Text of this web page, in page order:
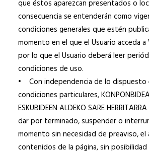
que éstos aparezcan presentados o
consecuencia se entenderán como
condiciones generales que estén
momento en el que el Usuario acceda a
por lo que el Usuario deberá leer
condiciones de uso.
• Con independencia de lo dispuesto
condiciones particulares,
ESKUBIDEEN ALDEKO SARE
dar por terminado, suspender o
momento sin necesidad de preaviso, el
contenidos de la página, sin